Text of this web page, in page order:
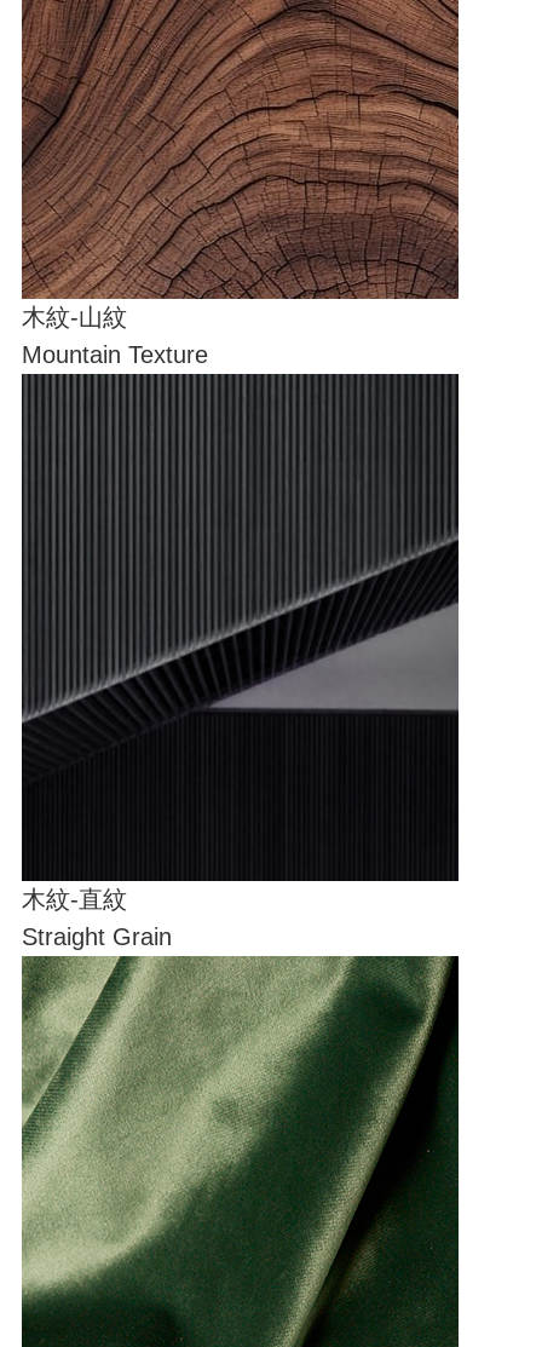
木紋-山紋
Mountain Texture
木紋-直紋
Straight Grain